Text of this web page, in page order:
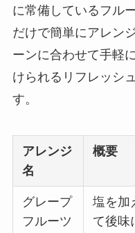
に常備しているフル
だけで簡単にアレン
ーンに合わせて手軽
けられるリフレッシ
す。
アレンジ
名
概要
グレープ
フルーツ
塩を加
て後味